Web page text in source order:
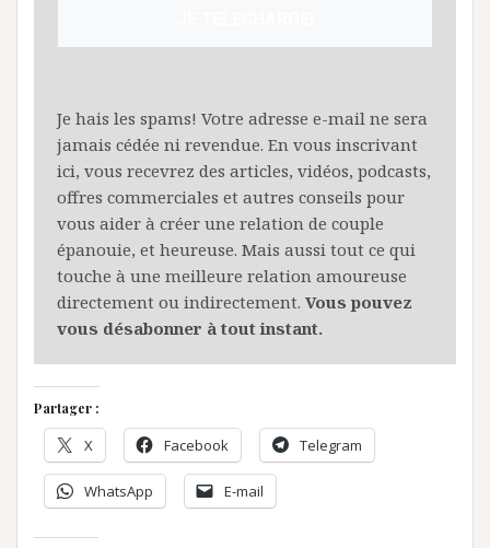
Je hais les spams! Votre adresse e-mail ne sera
jamais cédée ni revendue. En vous inscrivant
ici, vous recevrez des articles, vidéos, podcasts,
offres commerciales et autres conseils pour
vous aider à créer une relation de couple
épanouie, et heureuse. Mais aussi tout ce qui
touche à une meilleure relation amoureuse
directement ou indirectement. Vous pouvez
vous désabonner à tout instant.
Partager :
X Facebook Telegram
WhatsApp E-mail